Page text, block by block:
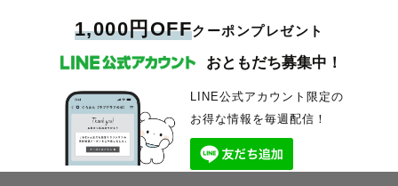
1,000円OFFクーポンプレゼント
おともだち募集中！
LINE公式アカウント限定の
お得な情報を毎週配信！